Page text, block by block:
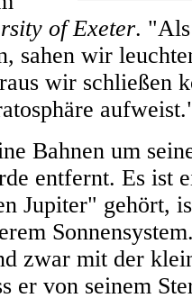
of Exeter.
sahen wir
wir schließen
Bahnen um
entfernt. Es ist
Jupiter" gehört,
zwar mit der
er von seinem